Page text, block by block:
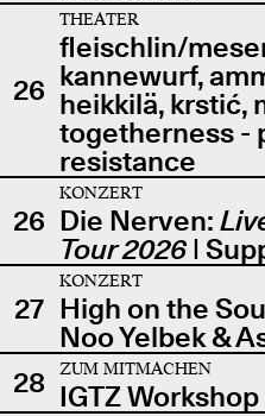
26
THEATER
fleischlin/
kannewurf,
heikkilä, krstić,
togetherness -
resistance
26
KONZERT
Die Nerven:
Tour 2026|
27
KONZERT
High on the
Noo Yelbek &
28
ZUM MITMACHEN
IGTZ Workshop